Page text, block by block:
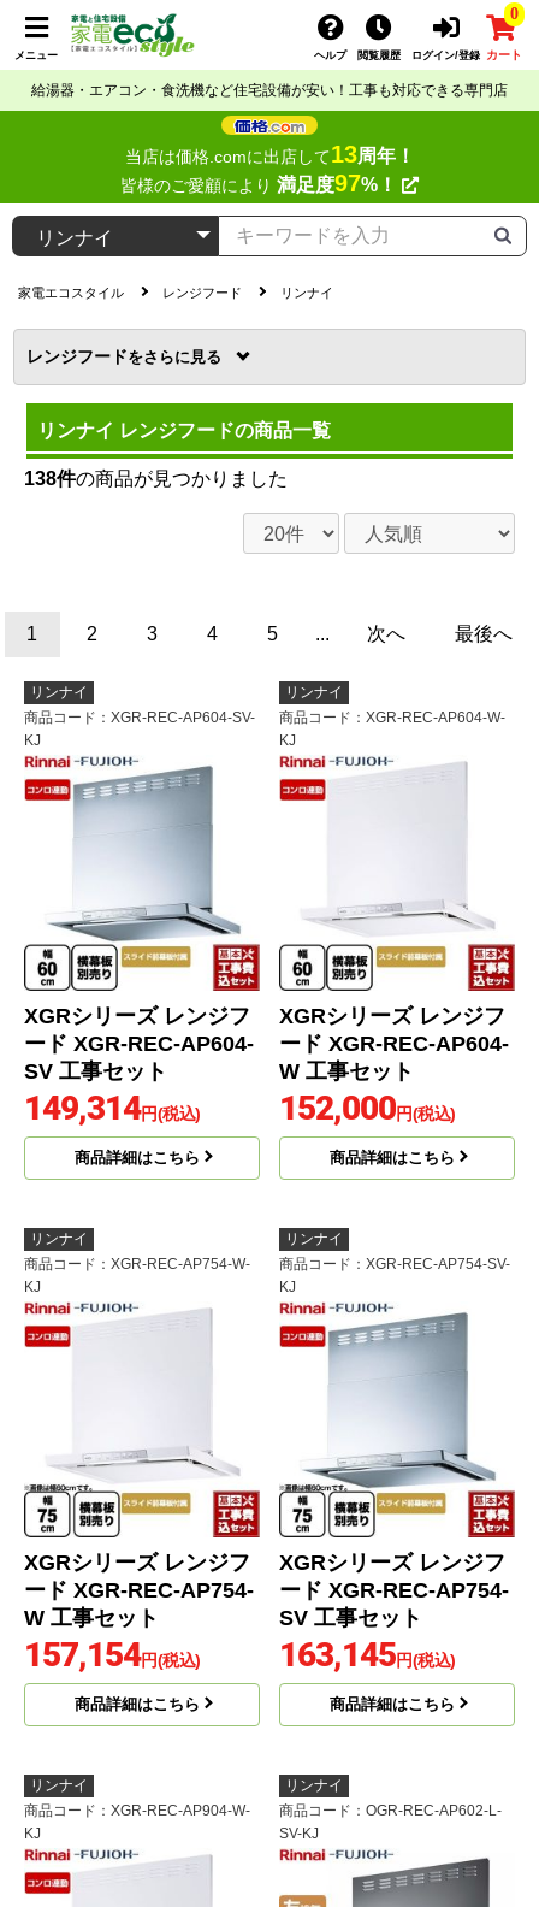
メニュー ヘルプ 閲覧履歴 ログイン/登録
0
カート
給湯器・エアコン・食洗機など住宅設備が安い！工事も対応できる専門店
当店は価格.comに出店して13周年！
皆様のご愛顧により 満足度97%！
家電エコスタイル レンジフード リンナイ
レンジフードを
リンナイ レンジフードの商品一覧
138件の商品が見つかりました
1 2 3 4 5 ... 次へ 最後へ
リンナイ
商品コード ：XGR-REC-AP604-SV-
KJ
XGRシリーズ レンジフ
ード XGR-REC-AP604-
SV 工事セット
149,314円(税込)
商品詳細はこちら
リンナイ
商品コード ：XGR-REC-AP604-W-
KJ
XGRシリーズ レンジフ
ード XGR-REC-AP604-
W 工事セット
152,000円(税込)
商品詳細はこちら
リンナイ
商品コード ：XGR-REC-AP754-W-
KJ
XGRシリーズ レンジフ
ード XGR-REC-AP754-
W 工事セット
157,154円(税込)
商品詳細はこちら
リンナイ
商品コード ：XGR-REC-AP754-SV-
KJ
XGRシリーズ レンジフ
ード XGR-REC-AP754-
SV 工事セット
163,145円(税込)
商品詳細はこちら
リンナイ
商品コード ：XGR-REC-AP904-W-
KJ
リンナイ
商品コード ：OGR-REC-AP602-L-
SV-KJ